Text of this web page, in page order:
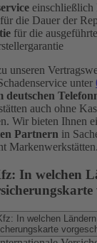
einschließlich
für die Dauer der
für die
unseren
unter
deutschen
auch ohne
Wir bieten Ihnen
Partnern in
Markenwerkstätten.
In welchen
In welchen